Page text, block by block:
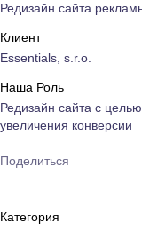
Редизайн сайта
Клиент
Essentials, s.r.o.
Наша Роль
Редизайн сайта с
увеличения конверсии
Поделиться
Категория